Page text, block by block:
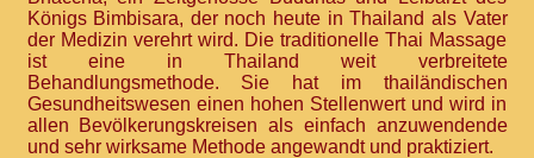
Königs Bimbisara, der noch heute in Thailand als Vater
der Medizin verehrt wird. Die traditionelle Thai Massage
ist eine in Thailand weit verbreitete
Behandlungsmethode. Sie hat im thailändischen
Gesundheitswesen einen hohen Stellenwert und wird in
allen Bevölkerungskreisen als einfach anzuwendende
und sehr wirksame Methode angewandt und praktiziert.